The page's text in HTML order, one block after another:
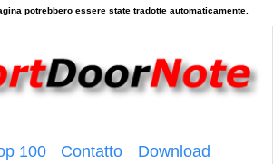
100 Contatto Download